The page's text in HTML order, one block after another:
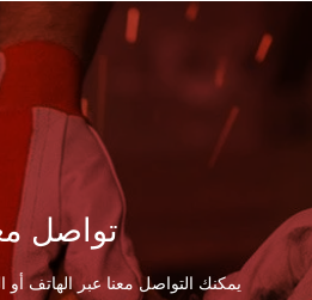
تواصل
يمكنك التواصل معنا عبر الهاتف